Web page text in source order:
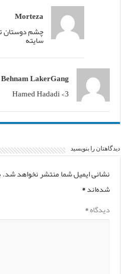
Morteza
چشم دوستان
سایته
Behnam LakerGang
Hamed Hadadi <3
دیدگاهتان را بنویسید
نشانی ایمیل شما منتشر نخواهد شد.
شده‌اند*
دیدگاه*